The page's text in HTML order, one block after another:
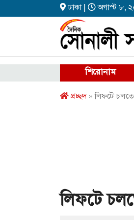
ঢাকা | অগাস্ট ৮,
শিরোনাম
প্রচ্ছদ» লিফটে চলতে
লিফটে